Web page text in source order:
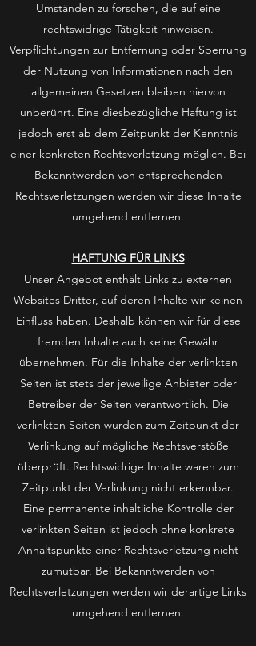
Umständen zu forschen, die auf eine
rechtswidrige Tätigkeit hinweisen.
Verpflichtungen zur Entfernung oder Sperrung
der Nutzung von Informationen nach den
allgemeinen Gesetzen bleiben hiervon
unberührt. Eine diesbezügliche Haftung ist
jedoch erst ab dem Zeitpunkt der Kenntnis
einer konkreten Rechtsverletzung möglich. Bei
Bekanntwerden von entsprechenden
Rechtsverletzungen werden wir diese Inhalte
umgehend entfernen.
HAFTUNG FÜR LINKS
Unser Angebot enthält Links zu externen
Websites Dritter, auf deren Inhalte wir keinen
Einfluss haben. Deshalb können wir für diese
fremden Inhalte auch keine Gewähr
übernehmen. Für die Inhalte der verlinkten
Seiten ist stets der jeweilige Anbieter oder
Betreiber der Seiten verantwortlich. Die
verlinkten Seiten wurden zum Zeitpunkt der
Verlinkung auf mögliche Rechtsverstöße
überprüft. Rechtswidrige Inhalte waren zum
Zeitpunkt der Verlinkung nicht erkennbar.
Eine permanente inhaltliche Kontrolle der
verlinkten Seiten ist jedoch ohne konkrete
Anhaltspunkte einer Rechtsverletzung nicht
zumutbar. Bei Bekanntwerden von
Rechtsverletzungen werden wir derartige Links
umgehend entfernen.